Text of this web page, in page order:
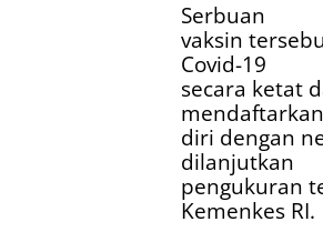
Serbuan
vaksin
Covid-19
secara ketat
mendaftarkan
diri dengan
dilanjutkan
pengukuran
Kemenkes RI.